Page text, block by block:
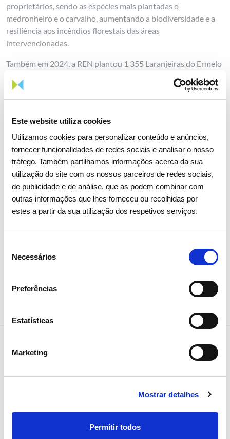
Este website utiliza cookies
Utilizamos cookies para personalizar conteúdo e anúncios,
fornecer funcionalidades de redes sociais e analisar o nosso
tráfego. Também partilhamos informações acerca da sua
utilização do site com os nossos parceiros de redes sociais,
de publicidade e de análise, que as podem combinar com
outras informações que lhes forneceu ou recolhidas por
estes a partir da sua utilização dos respetivos serviços.
Necessários
Preferências
Estatísticas
Marketing
Mostrar detalhes
Permitir todos
proprietários, sendo as espécies mais plantadas o
medronheiro e o carvalho, aumentando a biodiversidade e a
resiliência aos incêndios florestais das áreas
intervencionadas.
Também em 2024, a REN plantou 1 355 Laranjeiras do Ermelo
numa área de 2,71 hectares, numa parceira com a União de
Freguesias de São Jorge e Ermelo (Arcos de Valdevez) e os
Baldios de São Jorge. Esta plantação corresponde à
comunidades locais, com o objetivo de promover e proteger a
Laranja do Ermelo. Esta foi introduzida na região pelos
monges Beneditinos da Ordem de Cister no século XIII e,
apesar de intrinsecamente ligada ao património cultural da
região, sofre de um acentuado declínio (atualmente existem
cerca de 500 árvores em produção), associado ao
envelhecimento da população e ao abandono de práticas
tradicionais.